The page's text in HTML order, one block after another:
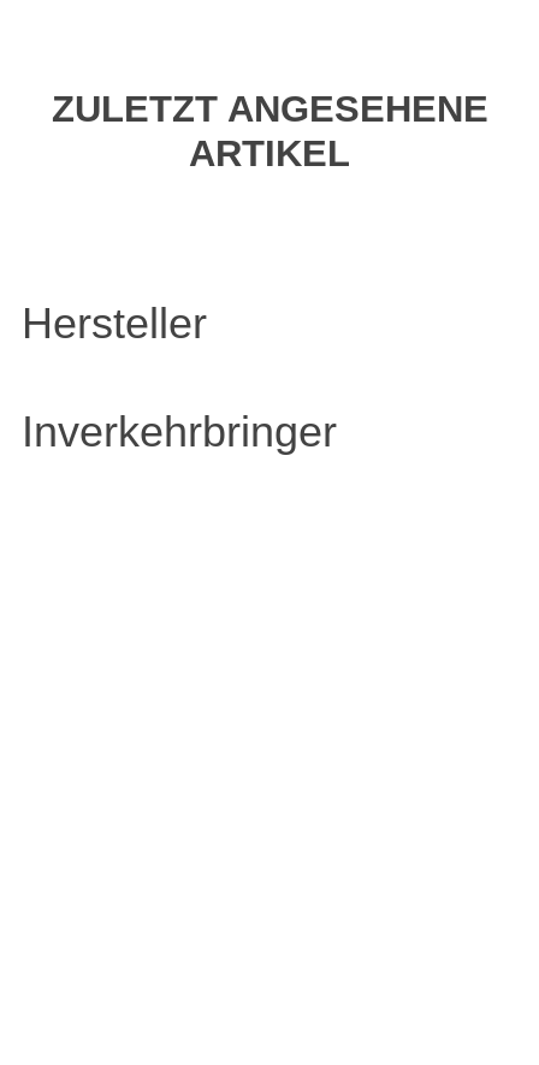
ZULETZT ANGESEHENE
ARTIKEL
Hersteller
Inverkehrbringer